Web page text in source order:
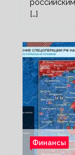
[…]
Финансы